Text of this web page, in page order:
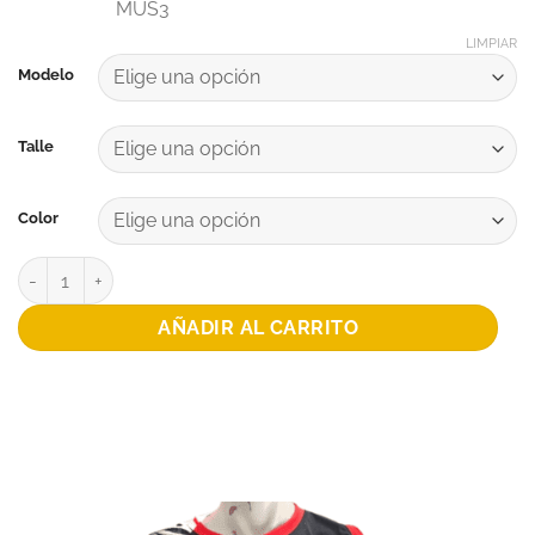
MUS3
Modelo
Talle
Color
LIMPIAR
MUSCULOSA BASQUET PATRONATO cantidad
AÑADIR AL CARRITO